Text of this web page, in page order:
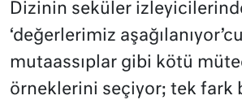
Dizinin seküler
‘değerlerimiz aşağılanıyor’cu
mutaassıplar gibi kötü
örneklerini seçiyor; tek fark